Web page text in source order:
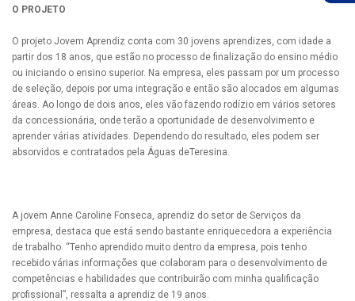
O PROJETO
O projeto Jovem Aprendiz conta com 30 jovens aprendizes, com idade a
partir dos 18 anos, que estão no processo de finalização do ensino médio
ou iniciando o ensino superior. Na empresa, eles passam por um processo
de seleção, depois por uma integração e então são alocados em algumas
áreas. Ao longo de dois anos, eles vão fazendo rodízio em vários setores
da concessionária, onde terão a oportunidade de desenvolvimento e
aprender várias atividades. Dependendo do resultado, eles podem ser
absorvidos e contratados pela Águas deTeresina.
A jovem Anne Caroline Fonseca, aprendiz do setor de Serviços da
empresa, destaca que está sendo bastante enriquecedora a experiência
de trabalho. “Tenho aprendido muito dentro da empresa, pois tenho
recebido várias informações que colaboram para o desenvolvimento de
competências e habilidades que contribuirão com minha qualificação
profissional”, ressalta a aprendiz de 19 anos.